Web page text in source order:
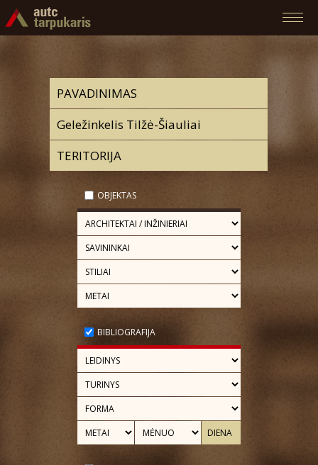
OBJEKTAS
BIBLIOGRAFIJA